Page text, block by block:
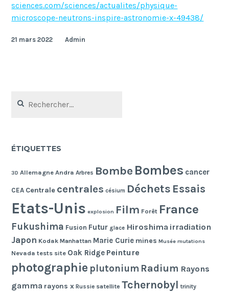
sciences.com/sciences/actualites/physique-
microscope-neutrons-inspire-astronomie-x-49438/
21 mars 2022 Admin
ÉTIQUETTES
3D Allemagne Andra Arbres Bombe Bombes cancer
CEA Centrale centrales césium Déchets Essais
Etats-Unis explosion Film Forêt France
Fukushima Fusion Futur glace Hiroshima irradiation
Japon Kodak Manhattan Marie Curie mines Musée mutations
Nevada tests site Oak Ridge Peinture
photographie plutonium Radium Rayons
gamma rayons x Russie satellite Tchernobyl trinity